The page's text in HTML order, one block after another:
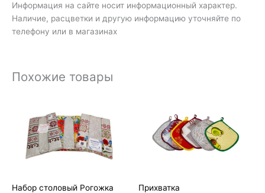
Информация на сайте носит информационный характер.
Наличие, расцветки и другую информацию уточняйте по
телефону или в магазинах
Похожие товары
Набор столовый Рогожка
1
240₽
–
910₽
Прихватка
40₽
–
240₽